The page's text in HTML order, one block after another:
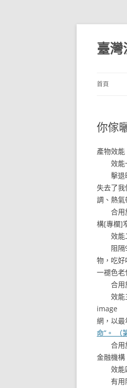
跳
主
要
內
臺
首頁
你傢
產物效能
效能
擊退暖
失去了
調、熱氣
合用於
構[專欄]
效能
阻隔
物，吃好
一褪色老
合用於
效能
image
網，以最
命”。 （
合用於
金融機構
效能
有用阻